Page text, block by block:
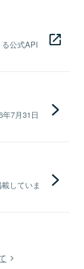
公式API
7月31日
していま